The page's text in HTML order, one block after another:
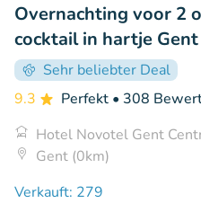
Overnachting voor 2
cocktail in hartje Gent
Sehr beliebter Deal
9.3
Perfekt • 308
Hotel Novotel Gent
Gent (0km)
Verkauft: 279